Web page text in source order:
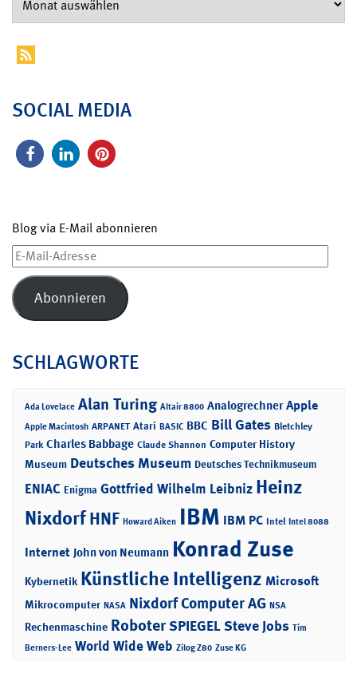
SOCIAL MEDIA
Blog via E-Mail abonnieren
E-
Mail-
Adresse
Abonnieren
SCHLAGWORTE
Ada Lovelace Alan Turing Altair 8800 Analogrechner Apple
Apple Macintosh ARPANET Atari BASIC BBC Bill Gates Bletchley
Park Charles Babbage Claude Shannon Computer History
Museum Deutsches Museum Deutsches Technikmuseum
ENIAC Enigma Gottfried Wilhelm Leibniz Heinz
NixdorfHNF Howard Aiken IBM IBM PC Intel Intel 8088
Internet John von Neumann Konrad Zuse
Kybernetik Künstliche Intelligenz Microsoft
Mikrocomputer NASA Nixdorf Computer AG NSA
Rechenmaschine RoboterSPIEGELSteve Jobs Tim
Berners-Lee World Wide Web Zilog Z80 Zuse KG